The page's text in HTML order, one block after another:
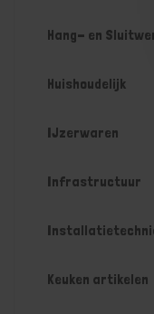
Hang- en
Huishoudelijk
IJzerwaren
Infrastructuur
Keuken artikelen